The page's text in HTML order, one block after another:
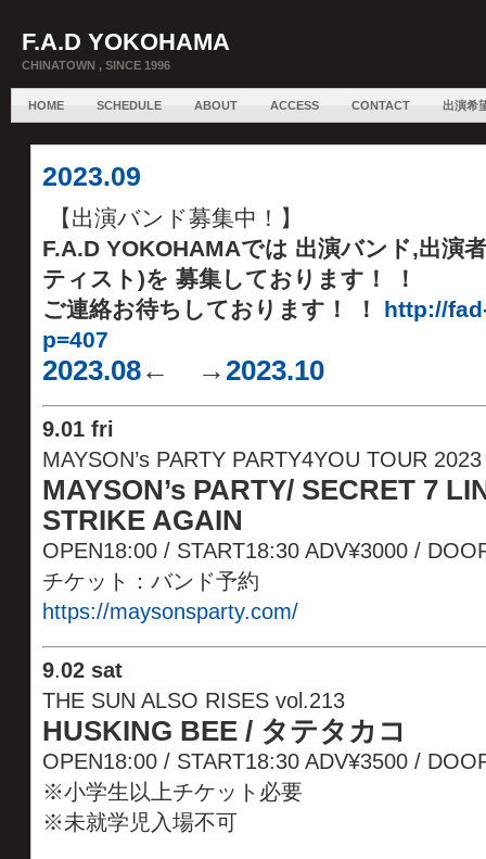
F.A.D YOKOHAMA
CHINATOWN , SINCE 1996
HOME SCHEDULE ABOUT ACCESS CONTACT 出演希
2023.09
【出演バンド募集中！】
F.A.D YOKOHAMAでは 出演バンド,出演
ティスト)を 募集しております！ ！
ご連絡お待ちしております！ ！ http://
p=407
2023.08← →2023.10
9.01 fri
MAYSON’s PARTY PARTY4YOU TOUR 2023
MAYSON’s PARTY/ SECRET 7
STRIKE AGAIN
OPEN18:00 / START18:30 ADV¥3000 /
チケット：バンド予約
https://maysonsparty.com/
9.02 sat
THE SUN ALSO RISES vol.213
HUSKING BEE / タテタカコ
OPEN18:00 / START18:30 ADV¥3500 /
※小学生以上チケット必要
※未就学児入場不可